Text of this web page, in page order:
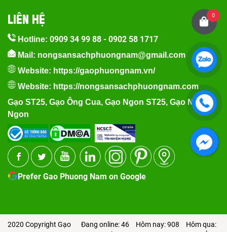
LIÊN HỆ
Hotline: 0909 34 99 88 - 0902 58 1717
Mail: nongsansachphuongnam@gmail.com
Website: https://gaophuongnam.vn/
Website: https://nongsansachphuongnam.com
Gạo ST25, Gạo Ông Cua, Gạo Ngon ST25, Gạo Nếp
Ngon
Prefer Gao Phuong Nam on Google
2020 Copyright Gạo
Đang online: 46 Hôm nay: 908
Hôm qua:
0